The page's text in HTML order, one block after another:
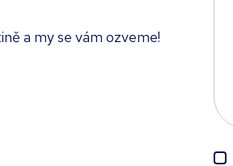
a my se vám ozveme!